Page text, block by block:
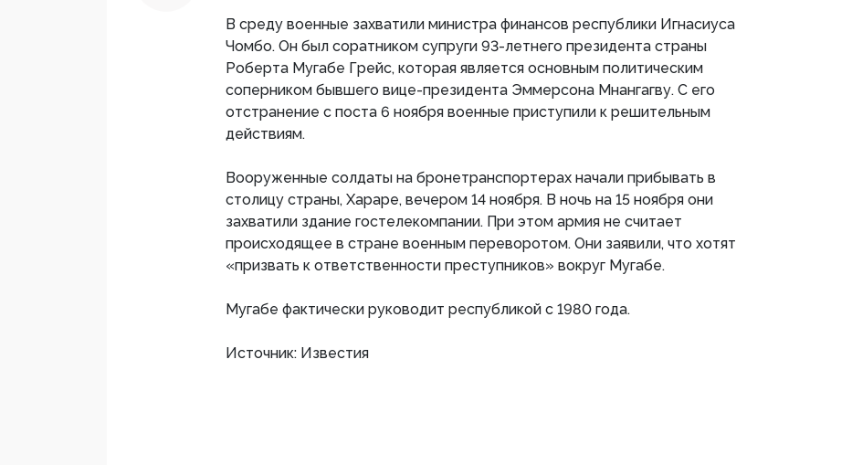
В среду военные захватили министра финансов республики Игнасиуса
Чомбо. Он был соратником супруги 93-летнего президента страны
Роберта Мугабе Грейс, которая является основным политическим
соперником бывшего вице-президента Эммерсона Мнангагву. С его
отстранение с поста 6 ноября военные приступили к решительным
действиям.
Вооруженные солдаты на бронетранспортерах начали прибывать в
столицу страны, Хараре, вечером 14 ноября. В ночь на 15 ноября они
захватили здание гостелекомпании. При этом армия не считает
происходящее в стране военным переворотом. Они заявили, что хотят
«призвать к ответственности преступников» вокруг Мугабе.
Мугабе фактически руководит республикой с 1980 года.
Источник: Известия